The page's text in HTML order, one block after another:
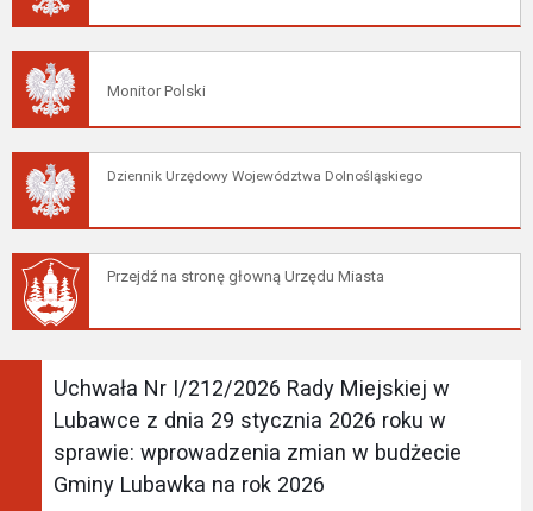
Monitor Polski
Dziennik Urzędowy Województwa Dolnośląskiego
Przejdź na stronę głowną Urzędu Miasta
Uchwała Nr I/212/2026 Rady Miejskiej w
Lubawce z dnia 29 stycznia 2026 roku w
sprawie: wprowadzenia zmian w budżecie
Gminy Lubawka na rok 2026